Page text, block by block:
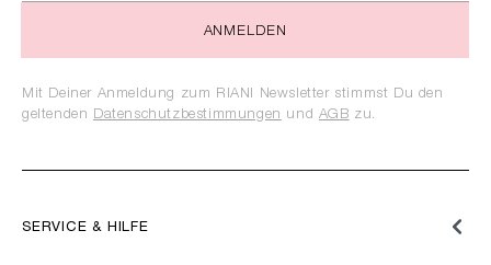
SERVICE & HILFE
ANMELDEN
Mit Deiner Anmeldung zum RIANI Newsletter stimmst Du den
geltenden Datenschutzbestimmungen und AGB zu.